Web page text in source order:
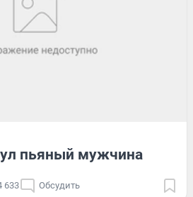
пьяный мужчина
633 Обсудить